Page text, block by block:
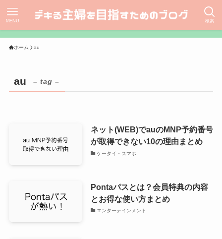
検索
MENU
ホーム au
au – tag –
ネット(WEB)でauのMNP予約番号
が取得できない10の理由まとめ
ケータイ・スマホ
Pontaパスとは？会員特典の内容
とお得な使い方まとめ
エンターテインメント